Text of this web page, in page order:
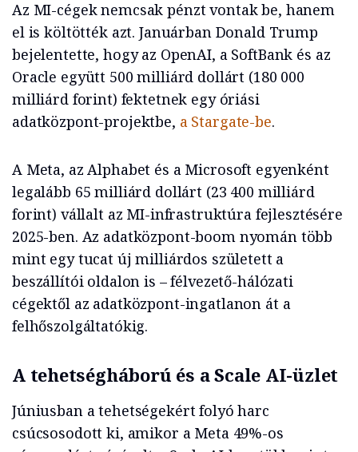
Az MI-cégek nemcsak pénzt vontak be, hanem
el is költötték azt. Januárban Donald Trump
bejelentette, hogy az OpenAI, a SoftBank és az
Oracle együtt 500 milliárd dollárt (180 000
milliárd forint) fektetnek egy óriási
adatközpont-projektbe, a Stargate-be.
A Meta, az Alphabet és a Microsoft egyenként
legalább 65 milliárd dollárt (23 400 milliárd
forint) vállalt az MI-infrastruktúra fejlesztésére
2025-ben. Az adatközpont-boom nyomán több
mint egy tucat új milliárdos született a
beszállítói oldalon is – félvezető-hálózati
cégektől az adatközpont-ingatlanon át a
felhőszolgáltatókig.
A tehetségháború és a Scale AI-üzlet
Júniusban a tehetségekért folyó harc
csúcsosodott ki, amikor a Meta 49%-os